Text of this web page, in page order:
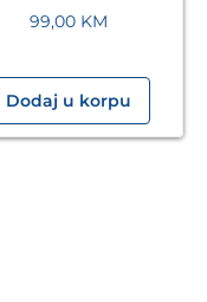
99,00 KM
Dodaj u korpu